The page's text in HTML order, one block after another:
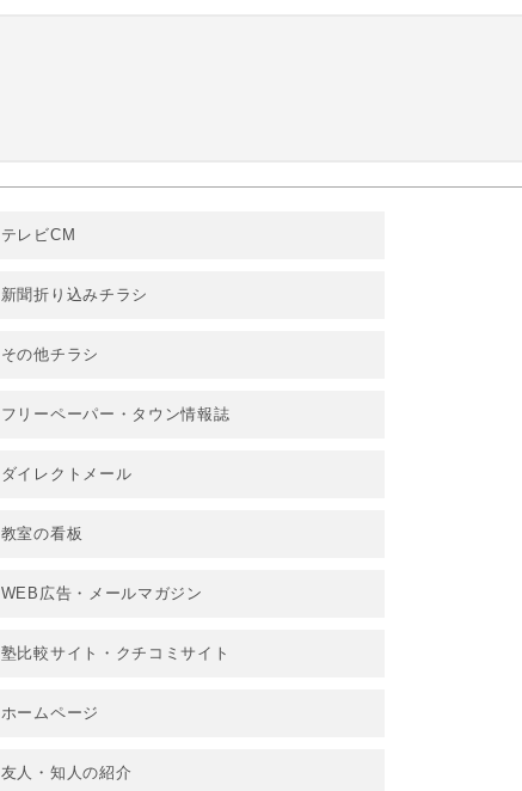
テレビCM
新聞折り込みチラシ
その他チラシ
フリーペーパー・タウン情報誌
ダイレクトメール
教室の看板
WEB広告・メールマガジン
塾比較サイト・クチコミサイト
ホームページ
友人・知人の紹介